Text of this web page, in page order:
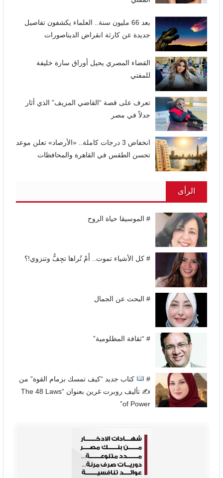
بعد 66 مليون سنة.. العلماء يكشفون تفاصيل
جديدة عن كارثة انقراض الديناصورات
القضاء المصري يحيل أوراق سارة خليفة
للمفتي
تعرف على قصة “القاضي المزيف” الذي أثار
جدلاً في مصر
انخفاض 3 درجات كاملة.. «الأرصاد» تعلن موعد
تحسن الطقس في القاهرة والمحافظات
الرأى
# الموسيقا حياة الروح
# كل الأشياء تموت.. أَمْ تُراها تجِفُّ وتنزوي!؟
# البحث عن الجمال
# “ثقافة المظلومية”
#
كتاب جديد “كيف تمسك بزمام القوة” من
✍
تأليف روبرت غرين بعنوان “The 48 Laws
of Power”